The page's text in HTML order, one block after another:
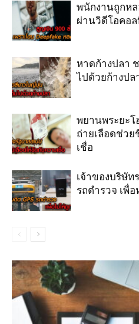
พนักงานถูกห
ผ่านวิดีโอคอ
หาดก้างปลา
ไปด้วยก้างปล
พยานพระยะโ
ถ่ายเลือดช่ว
เชื่อ
เจ้าของบริษัท
รถตำรวจ เพื่